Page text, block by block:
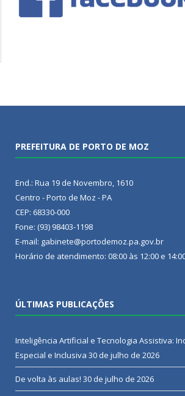
PREFEITURA DE PORTO DE MOZ
End.: Rua 19 de Novembro, 1610
Centro - Porto de Moz - PA
CEP: 68330-000
Fone: (93) 98403-1198
E-mail: gabinete@portodemoz.pa.gov.br
Horário de atendimento: 08:00 às 12:00 e
ÚLTIMAS PUBLICAÇÕES
Inteligência Artificial e Tecnologia Assistiva:
Especial e Inclusiva 30 de julho de 2026
De volta às aulas! 30 de julho de 2026